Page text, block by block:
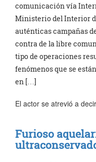
comunicación vía
Ministerio del Interior
auténticas campañas
contra de la libre
tipo de operaciones
fenómenos que se
en […]
El actor se atrevió a
Furioso